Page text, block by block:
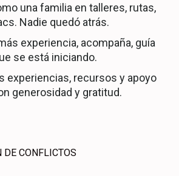
una familia en talleres, rutas,
Nadie quedó atrás.
experiencia, acompaña, guía
se está iniciando.
experiencias, recursos y apoyo
generosidad y gratitud.
DE CONFLICTOS